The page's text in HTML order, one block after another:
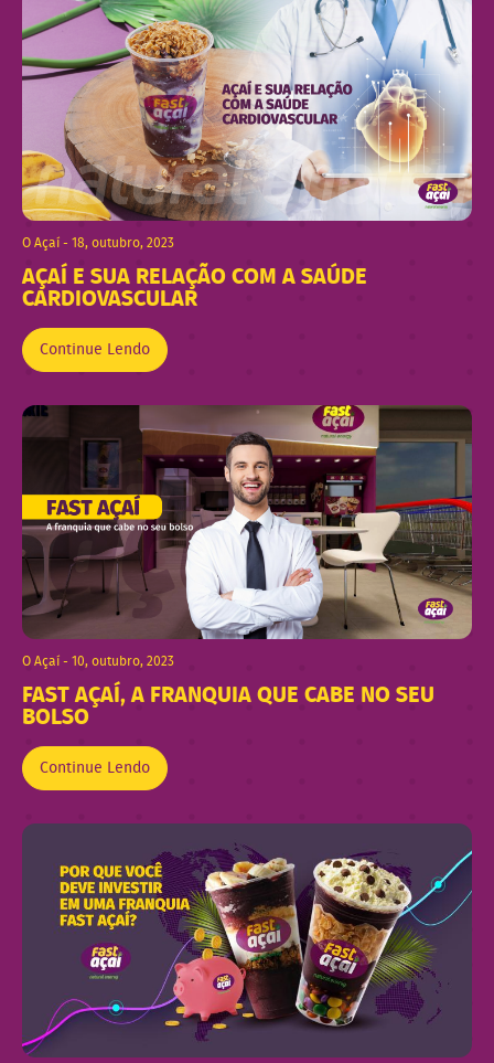
O Açaí - 18, outubro, 2023
AÇAÍ E SUA RELAÇÃO COM A SAÚDE
CARDIOVASCULAR
Continue Lendo
O Açaí - 10, outubro, 2023
FAST AÇAÍ, A FRANQUIA QUE CABE NO SEU
BOLSO
Continue Lendo